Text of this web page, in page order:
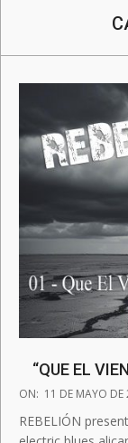
“QUE EL
2025-
11
ON: 11 DE MAYO DE
REBELIÓN